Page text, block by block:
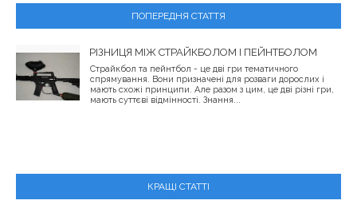
ПОПЕРЕДНЯ СТАТТЯ
РІЗНИЦЯ МІЖ СТРАЙКБОЛОМ І ПЕЙНТБОЛОМ
Страйкбол та пейнтбол - це дві гри тематичного
спрямування. Вони призначені для розваги дорослих і
мають схожі принципи. Але разом з цим, це дві різні гри,
мають суттєві відмінності. Знання...
КРАЩІ СТАТТІ